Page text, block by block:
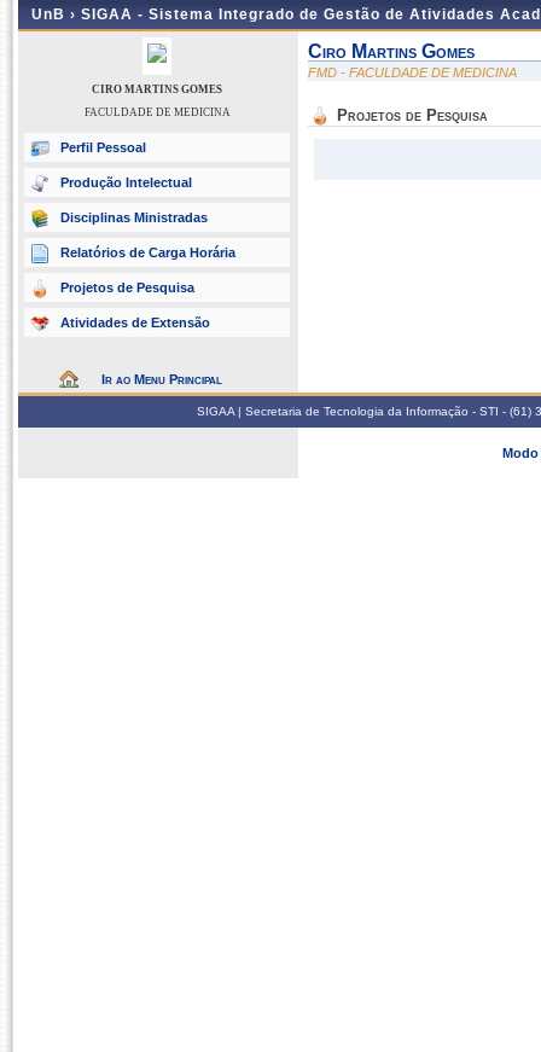
UnB › SIGAA - Sistema Integrado de Gestão de Atividades
CIRO MARTINS GOMES
FACULDADE DE MEDICINA
Perfil Pessoal
Produção Intelectual
Disciplinas Ministradas
Relatórios de Carga Horária
Projetos de Pesquisa
Atividades de Extensão
Ir ao Menu Principal
Ciro Martins Gomes
FMD - FACULDADE DE MEDICINA
Projetos de Pesquisa
SIGAA | Secretaria de Tecnologia da Informação - STI -
Modo